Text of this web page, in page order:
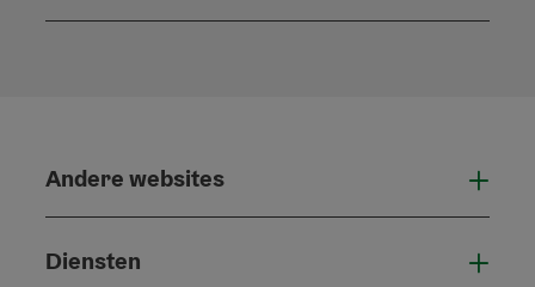
Andere websites
Diensten